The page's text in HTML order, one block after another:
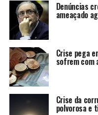
Denúncias
ameaçado
Crise pega
sofrem com
Crise da
polvorosa e